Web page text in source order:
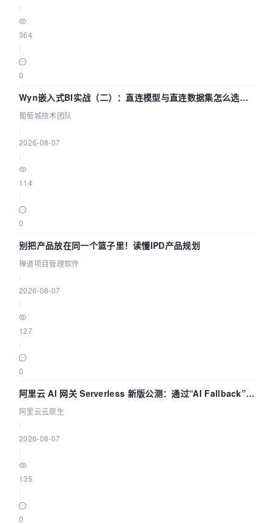
364
0
Wyn嵌入式BI实战（二）：直连模型与直连数据集怎么选，
参数为什么不生效？| 葡萄城技术团队
葡萄城技术团队
2026-08-07
114
0
别把产品放在同一个篮子里！读懂IPD产品规划
禅道项目管理软件
2026-08-07
127
0
阿里云 AI 网关 Serverless 新版公测：通过“AI Fallback”与
拓扑可视化构建 AI 流量治理底座
阿里云云原生
2026-08-07
135
0